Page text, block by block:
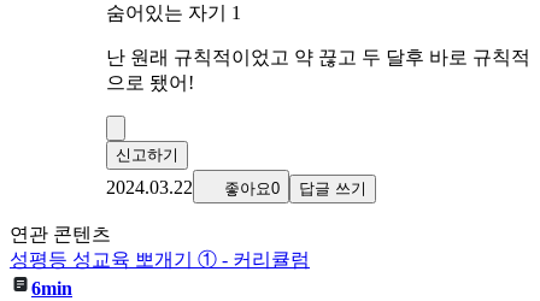
숨어있는 자기 1
난 원래 규칙적이었고 약 끊고 두 달후 바로 규칙적
으로 됐어!
신고하기
2024.03.22 좋아요0 답글 쓰기
연관 콘텐츠
성평등 성교육 뽀개기 ① - 커리큘럼
6min